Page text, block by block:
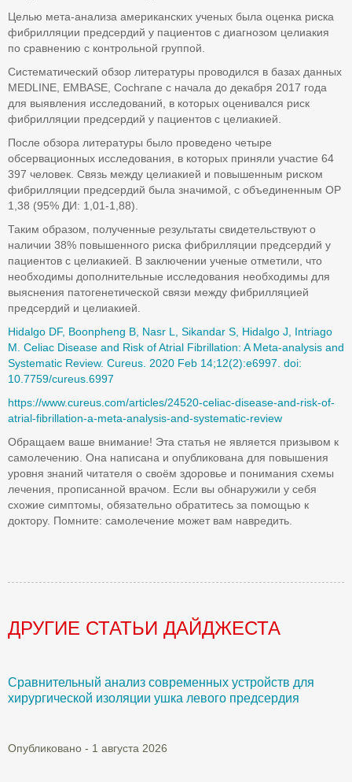
Целью мета-анализа американских ученых была оценка риска
фибрилляции предсердий у пациентов с диагнозом целиакия
по сравнению с контрольной группой.
Систематический обзор литературы проводился в базах данных
MEDLINE, EMBASE, Cochrane с начала до декабря 2017 года
для выявления исследований, в которых оценивался риск
фибрилляции предсердий у пациентов с целиакией.
После обзора литературы было проведено четыре
обсервационных исследования, в которых приняли участие 64
397 человек. Связь между целиакией и повышенным риском
фибрилляции предсердий была значимой, с объединенным OР
1,38 (95% ДИ: 1,01-1,88).
Таким образом, полученные результаты свидетельствуют о
наличии 38% повышенного риска фибрилляции предсердий у
пациентов с целиакией. В заключении ученые отметили, что
необходимы дополнительные исследования необходимы для
выяснения патогенетической связи между фибрилляцией
предсердий и целиакией.
Hidalgo DF, Boonpheng B, Nasr L, Sikandar S, Hidalgo J, Intriago
M. Celiac Disease and Risk of Atrial Fibrillation: A Meta-analysis and
Systematic Review. Cureus. 2020 Feb 14;12(2):e6997. doi:
10.7759/cureus.6997
https://www.cureus.com/articles/24520-celiac-disease-and-risk-of-
atrial-fibrillation-a-meta-analysis-and-systematic-review
Обращаем ваше внимание! Эта статья не является призывом к
самолечению. Она написана и опубликована для повышения
уровня знаний читателя о своём здоровье и понимания схемы
лечения, прописанной врачом. Если вы обнаружили у себя
схожие симптомы, обязательно обратитесь за помощью к
доктору. Помните: самолечение может вам навредить.
ДРУГИЕ СТАТЬИ ДАЙДЖЕСТА
Сравнительный анализ современных устройств для
хирургической изоляции ушка левого предсердия
Опубликовано - 1 августа 2026